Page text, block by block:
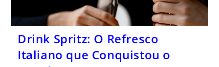
Drink Spritz: O Refresco
Italiano que Conquistou o